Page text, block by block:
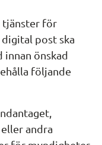
tjänster för
post ska
innan önskad
följande
andra